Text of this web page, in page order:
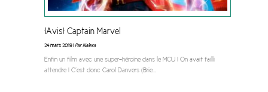
[Avis] Captain Marvel
24 mars 2019 |Par Nalexa
Enfin un film avec une super-héroïne dans le MCU ! On avait failli
attendre ! C’est donc Carol Danvers (Brie...